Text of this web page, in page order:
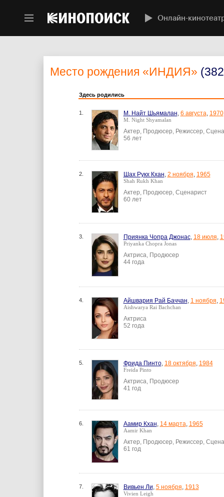
Онлайн-
Место рождения «ИНДИЯ»
Здесь родились
1. М. Найт Шьямалан, 6 августа, 1970
M. Night Shyamalan
Актер, Продюсер, Режиссер,
56 лет
2. Шах Рукх Кхан, 2 ноября, 1965
Shah Rukh Khan
Актер, Продюсер, Сценарист
60 лет
3. Приянка Чопра Джонас, 18 июля,
Priyanka Chopra Jonas
Актриса, Продюсер
44 года
4. Айшвария Рай Баччан, 1 ноября,
Aishwarya Rai Bachchan
Актриса
52 года
5. Фрида Пинто, 18 октября, 1984
Freida Pinto
Актриса, Продюсер
41 год
6. Аамир Кхан, 14 марта, 1965
Aamir Khan
Актер, Продюсер, Режиссер,
61 год
7. Вивьен Ли, 5 ноября, 1913
Vivien Leigh